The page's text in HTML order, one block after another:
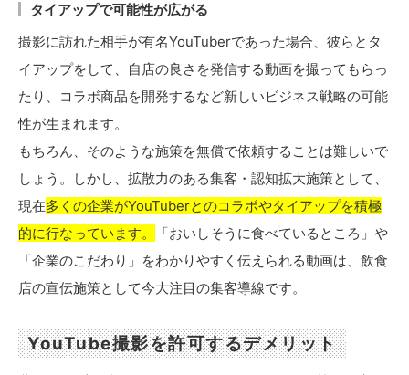
タイアップで可能性が広がる
撮影に訪れた相手が有名YouTuberであった場合、彼らとタ
イアップをして、自店の良さを発信する動画を撮ってもらっ
たり、コラボ商品を開発するなど新しいビジネス戦略の可能
性が生まれます。
もちろん、そのような施策を無償で依頼することは難しいで
しょう。しかし、拡散力のある集客・認知拡大施策として、
現在多くの企業がYouTuberとのコラボやタイアップを積極
的に行なっています。
「おいしそうに食べているところ」や
「企業のこだわり」をわかりやすく伝えられる動画は、飲食
店の宣伝施策として今大注目の集客導線です。
YouTube撮影を許可するデメリット